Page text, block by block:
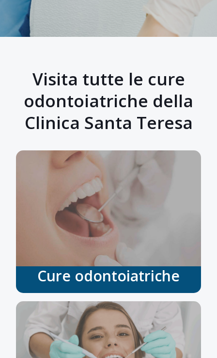
Visita tutte le cure
odontoiatriche della
Clinica Santa Teresa
Cure odontoiatriche